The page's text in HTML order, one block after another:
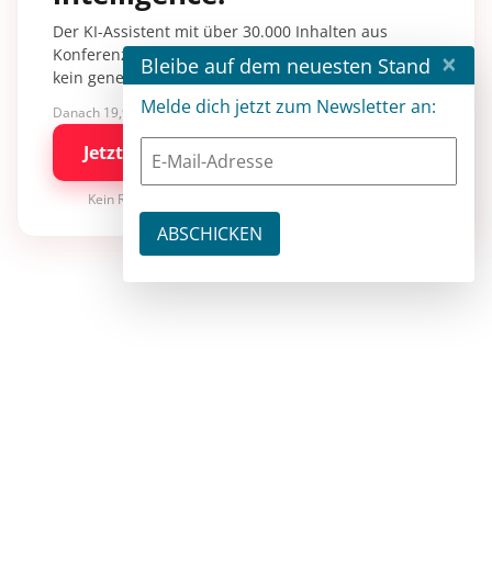
Der KI-Assistent mit über 30.000 Inhalten aus
Konferenzsessions, Fachartikeln und Tutorials –
kein generisches KI-Wissen.
Danach 19,90 €/Monat mit entwickler.de BASIC
Jetzt kostenlos testen
Kein Risiko · jederzeit kündbar
Bleibe auf dem neuesten Stand ×
Melde dich jetzt zum Newsletter an: